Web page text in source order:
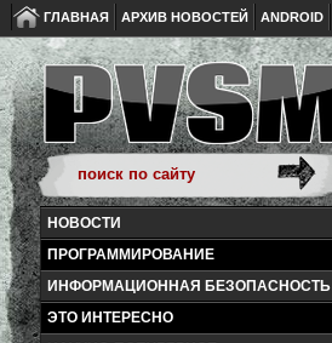
ГЛАВНАЯ АРХИВ НОВОСТЕЙ ANDROID
НОВОСТИ
ПРОГРАММИРОВАНИЕ
ИНФОРМАЦИОННАЯ БЕЗОПАСНОСТЬ
ЭТО ИНТЕРЕСНО